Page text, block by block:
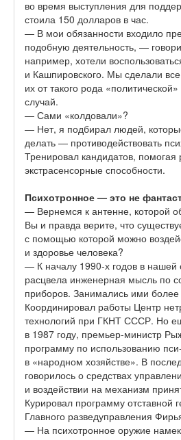
во время выступления для
стоила 150 долларов в час.
— В мои обязанности входило
подобную деятельность, —
например, хотели
и Кашпировского. Мы сделали
их от такого рода
случай.
— Сами «колдовали»?
— Нет, я подбирал людей,
делать — противодействовать
Тренировал кандидатов, помогая
экстрасенсорные способности.
Психотронное — это не
— Вернемся к антенне, которой
Вы и правда верите, что
с помощью которой можно
и здоровье человека?
— К началу 1990-х годов в нашей
расцвела инженерная мысль по
приборов. Занимались ими более
Координировал работы Центр
технологий при ГКНТ СССР. Но
в 1987 году, премьер-министр
программу по использованию
в «народном хозяйстве». В
говорилось о средствах
и воздействии на механизм
Курировал программу отставной
Главного разведуправления
— На психотронное оружие